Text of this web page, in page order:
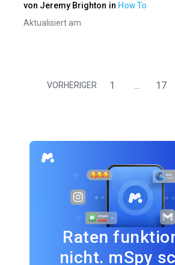
von Jeremy Brighton in How To
Aktualisiert am
VORHERIGER 1 ... 17
Raten
nicht. mSpy